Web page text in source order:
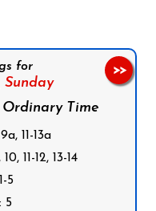
for
Sunday
Time
11-13a
11-12, 13-14
5
5
>>